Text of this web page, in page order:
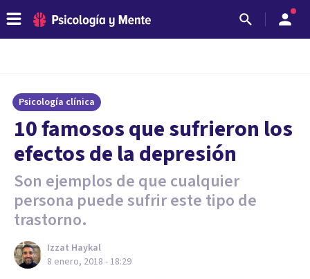
Psicología clínica
10 famosos que sufrieron los
efectos de la depresión
Son ejemplos de que cualquier
persona puede sufrir este tipo de
trastorno.
Izzat Haykal
8 enero, 2018 - 18:29